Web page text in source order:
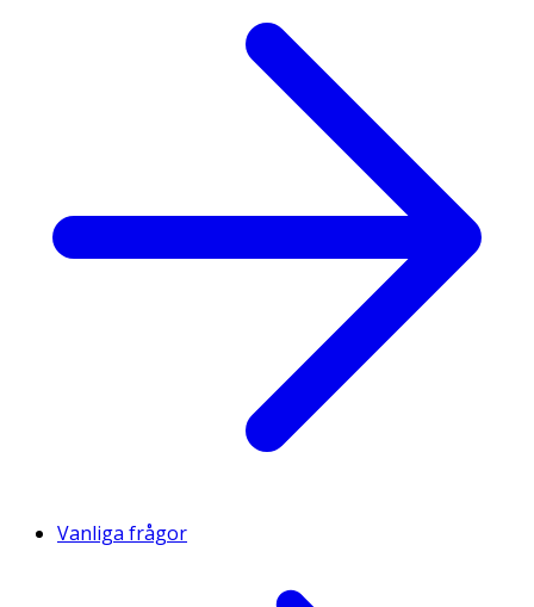
Vanliga frågor